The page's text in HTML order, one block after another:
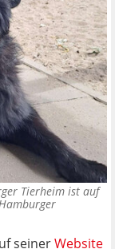
Tierheim ist auf
seinerWebsite